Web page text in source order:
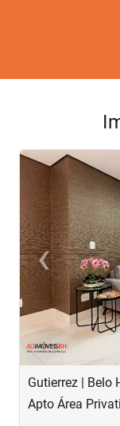
<<< <
‹Previous
Gutierrez | Belo
Apto Área